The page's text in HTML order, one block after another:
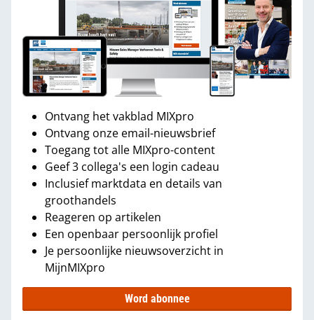
Ontvang het vakblad MIXpro
Ontvang onze email-nieuwsbrief
Toegang tot alle MIXpro-content
Geef 3 collega's een login cadeau
Inclusief marktdata en details van
groothandels
Reageren op artikelen
Een openbaar persoonlijk profiel
Je persoonlijke nieuwsoverzicht in
MijnMIXpro
Word abonnee